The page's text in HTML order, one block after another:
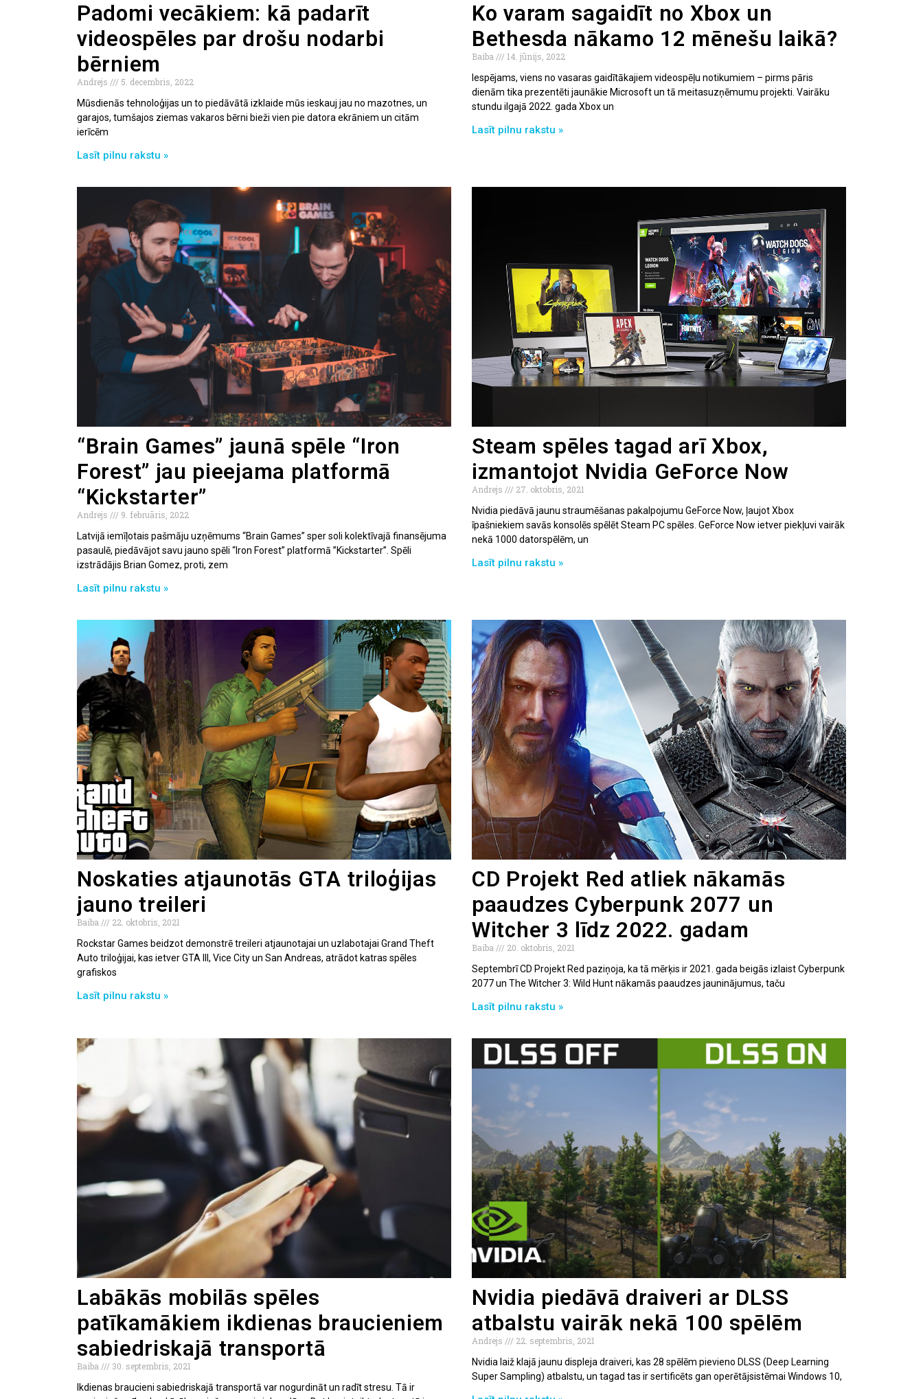
Padomi vecākiem: kā padarīt
videospēles par drošu nodarbi
bērniem
Andrejs
5. decembris, 2022
Mūsdienās tehnoloģijas un to piedāvātā izklaide mūs ieskauj jau no mazotnes, un
garajos, tumšajos ziemas vakaros bērni bieži vien pie datora ekrāniem un citām
ierīcēm
Lasīt pilnu rakstu »
Ko varam sagaidīt no Xbox un
Bethesda nākamo 12 mēnešu laikā?
Baiba
14. jūnijs, 2022
Iespējams, viens no vasaras gaidītākajiem videospēļu notikumiem – pirms pāris
dienām tika prezentēti jaunākie Microsoft un tā meitasuzņēmumu projekti. Vairāku
stundu ilgajā 2022. gada Xbox un
Lasīt pilnu rakstu »
“Brain Games” jaunā spēle “Iron
Forest” jau pieejama platformā
“Kickstarter”
Andrejs
9. februāris, 2022
Latvijā iemīļotais pašmāju uzņēmums “Brain Games” sper soli kolektīvajā finansējuma
pasaulē, piedāvājot savu jauno spēli “Iron Forest” platformā ’’Kickstarter’’. Spēli
izstrādājis Brian Gomez, proti, zem
Lasīt pilnu rakstu »
Steam spēles tagad arī Xbox,
izmantojot Nvidia GeForce Now
Andrejs
27. oktobris, 2021
Nvidia piedāvā jaunu straumēšanas pakalpojumu GeForce Now, ļaujot Xbox
īpašniekiem savās konsolēs spēlēt Steam PC spēles. GeForce Now ietver piekļuvi vairāk
nekā 1000 datorspēlēm, un
Lasīt pilnu rakstu »
Noskaties atjaunotās GTA triloģijas
jauno treileri
Baiba
22. oktobris, 2021
Rockstar Games beidzot demonstrē treileri atjaunotajai un uzlabotajai Grand Theft
Auto triloģijai, kas ietver GTA III, Vice City un San Andreas, atrādot katras spēles
grafiskos
Lasīt pilnu rakstu »
CD Projekt Red atliek nākamās
paaudzes Cyberpunk 2077 un
Witcher 3 līdz 2022. gadam
Baiba
20. oktobris, 2021
Septembrī CD Projekt Red paziņoja, ka tā mērķis ir 2021. gada beigās izlaist Cyberpunk
2077 un The Witcher 3: Wild Hunt nākamās paaudzes jauninājumus, taču
Lasīt pilnu rakstu »
Labākās mobilās spēles
patīkamākiem ikdienas braucieniem
sabiedriskajā transportā
Baiba
30. septembris, 2021
Ikdienas braucieni sabiedriskajā transportā var nogurdināt un radīt stresu. Tā ir
Nvidia piedāvā draiveri ar DLSS
atbalstu vairāk nekā 100 spēlēm
Andrejs
22. septembris, 2021
Nvidia laiž klajā jaunu displeja draiveri, kas 28 spēlēm pievieno DLSS (Deep Learning
Super Sampling) atbalstu, un tagad tas ir sertificēts gan operētājsistēmai Windows 10,